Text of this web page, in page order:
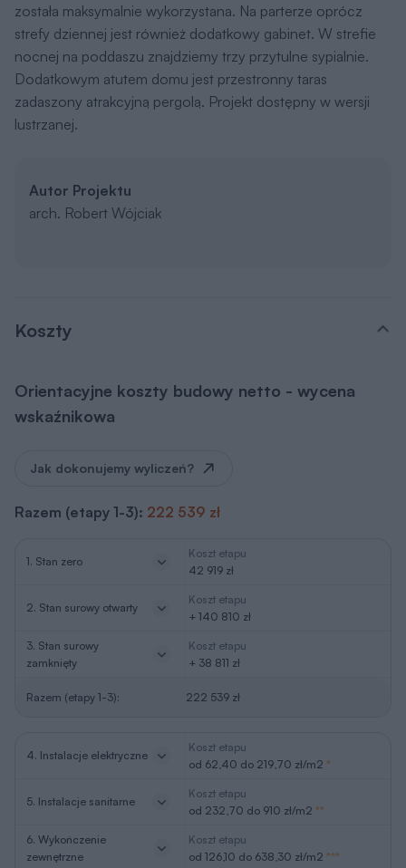
została maksymalnie wykorzystana. Na parterze oprócz
strefy dziennej jest również dodatkowy gabinet. W strefie
nocnej na poddaszu znajdziemy trzy przytulne sypialnie.
Dodatkowym atutem domu jest przestronny taras
zadaszony atrakcyjną pergolą. Projekt dostępny w wersji
lustrzanej.
Autor Projektu
arch. Robert Wójciak
Koszty
Orientacyjne koszty budowy netto - wycena
wskaźnikowa
Jak dokonujemy wyliczeń?
Razem (etapy 1-3): 222 539 zł
1. Stan zero
Koszt etapu
42 919 zł
2. Stan surowy otwarty
Koszt etapu
+ 140 810 zł
3. Stan surowy
zamknięty
Koszt etapu
+ 38 811 zł
Razem (etapy 1-3): 222 539 zł
4. Instalacje elektryczne
Koszt etapu
od 62,40 do 219,70 zł/m2 *
5. Instalacje sanitarne
Koszt etapu
od 232,70 do 910 zł/m2 **
6. Wykończenie
zewnętrzne
Koszt etapu
od 126,10 do 638,30 zł/m2 ***